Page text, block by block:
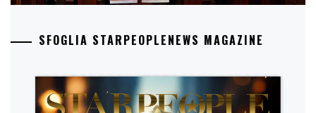
SFOGLIA STARPEOPLENEWS MAGAZINE